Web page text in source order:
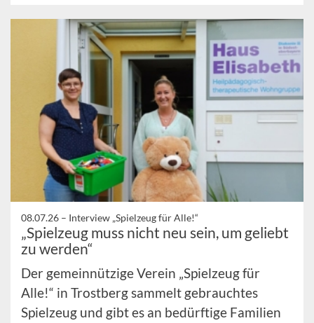
08.07.26 – Interview „Spielzeug für Alle!“
„Spielzeug muss nicht neu sein, um geliebt
zu werden“
Der gemeinnützige Verein „Spielzeug für
Alle!“ in Trostberg sammelt gebrauchtes
Spielzeug und gibt es an bedürftige Familien